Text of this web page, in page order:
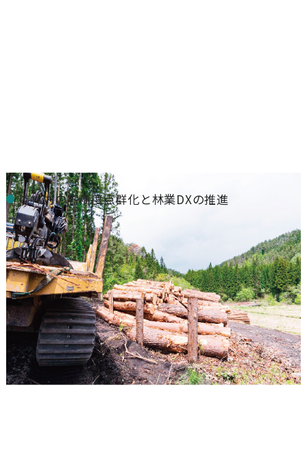
森林内の高精度点群化と林業DXの推進
Advancing Forestry DX Through High-Precision Forest Point
Clouds
建設
農林
READ MORE